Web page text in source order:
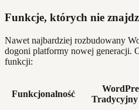
Funkcje, których nie
Nawet najbardziej rozbudowany
dogoni platformy nowej generacji.
funkcji:
Funkcjonalność